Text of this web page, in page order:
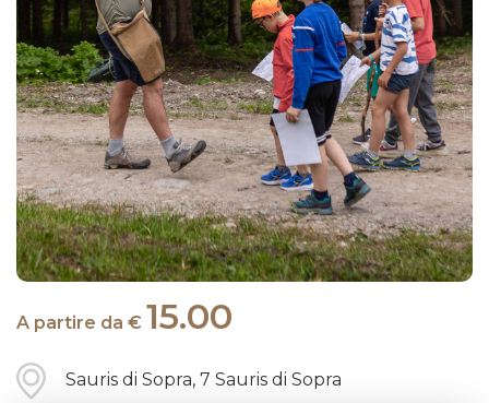
A partire da € 15.00
Sauris di Sopra, 7 Sauris di Sopra